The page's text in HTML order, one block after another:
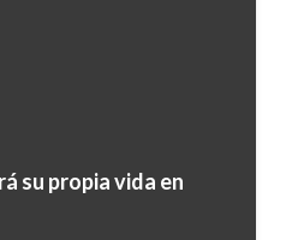
su propia vida en